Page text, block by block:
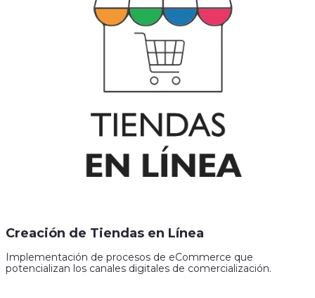
Creación de Tiendas en Línea
Implementación de procesos de eCommerce que
potencializan los canales digitales de comercialización.